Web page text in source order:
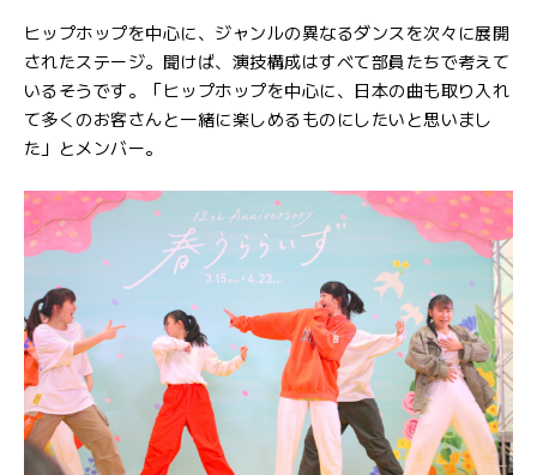
ヒップホップを中心に、ジャンルの異なるダンスを次々に展開
されたステージ。聞けば、演技構成はすべて部員たちで考えて
いるそうです。「ヒップホップを中心に、日本の曲も取り入れ
て多くのお客さんと一緒に楽しめるものにしたいと思いまし
た」とメンバー。